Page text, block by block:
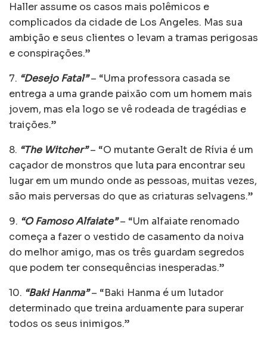
Haller assume os casos mais polêmicos e
complicados da cidade de Los Angeles. Mas sua
ambição e seus clientes o levam a tramas perigosas
e conspirações.”
7. “Desejo Fatal”– “Uma professora casada se
entrega a uma grande paixão com um homem mais
jovem, mas ela logo se vê rodeada de tragédias e
traições.”
8. “The Witcher”– “O mutante Geralt de Rívia é um
caçador de monstros que luta para encontrar seu
lugar em um mundo onde as pessoas, muitas vezes,
são mais perversas do que as criaturas selvagens.”
9. “O Famoso Alfaiate”– “Um alfaiate renomado
começa a fazer o vestido de casamento da noiva
do melhor amigo, mas os três guardam segredos
que podem ter consequências inesperadas.”
10. “Baki Hanma”– “Baki Hanma é um lutador
determinado que treina arduamente para superar
todos os seus inimigos.”